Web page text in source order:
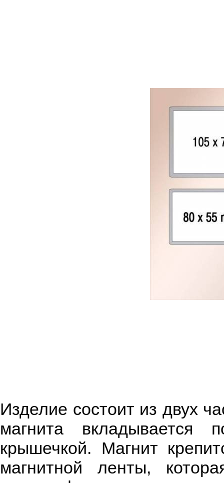
Изделие состоит из двух
магнита вкладывается
крышечкой. Магнит
магнитной ленты,